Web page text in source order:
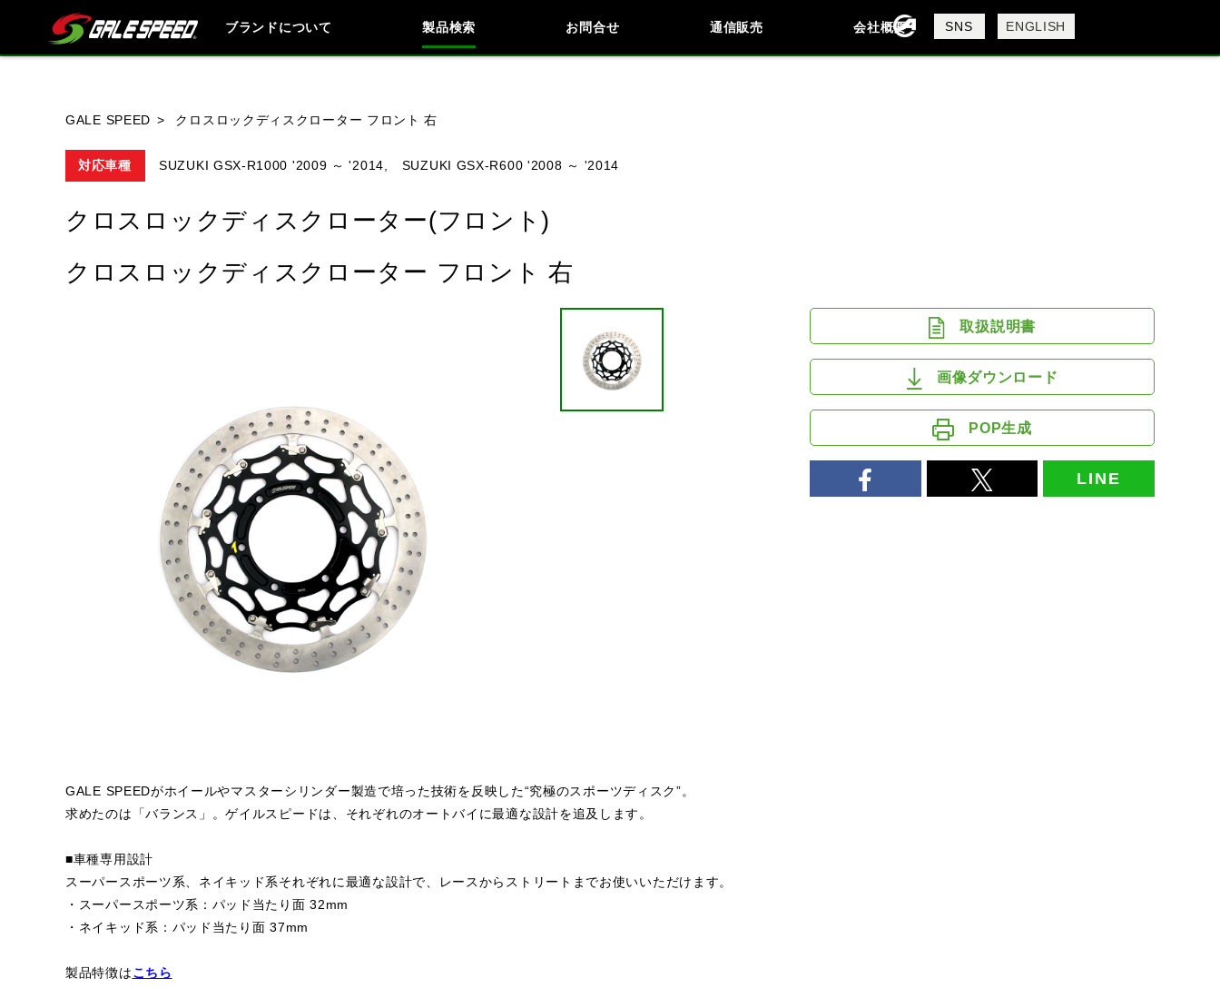
ブランドについて 製品検索 お問合せ 通信販売 会社概要
会社概要
採用情報
SNS ENGLISH
GALE SPEED クロスロックディスクローター フロント 右
対応車種 SUZUKI GSX-R1000 '2009 ～ '2014, SUZUKI GSX-R600 '2008 ～ '2014
クロスロックディスクローター(フロント)
クロスロックディスクローター フロント 右
GALE SPEEDがホイールやマスターシリンダー製造で培った技術を反映した“究極のスポーツディスク”。
求めたのは「バランス」。ゲイルスピードは、それぞれのオートバイに最適な設計を追及します。
■車種専用設計
スーパースポーツ系、ネイキッド系それぞれに最適な設計で、レースからストリートまでお使いいただけます。
・スーパースポーツ系：パッド当たり面 32mm
・ネイキッド系：パッド当たり面 37mm
製品特徴はこちら
取扱説明書
画像ダウンロード
POP生成
LINE